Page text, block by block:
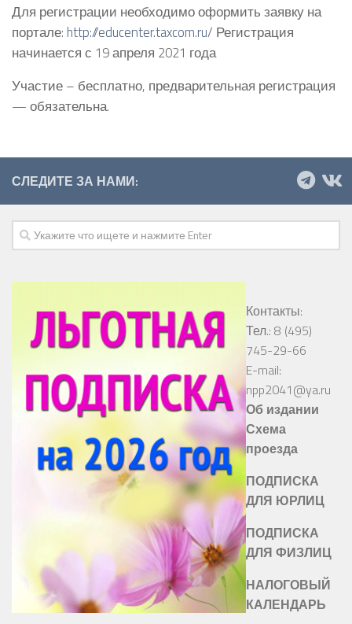
Для регистрации необходимо оформить заявку на
портале: http://educenter.taxcom.ru/ Регистрация
начинается с 19 апреля 2021 года
Участие – бесплатно, предварительная регистрация
— обязательна.
СЛЕДИТЕ ЗА НАМИ:
Контакты:
Тел.: 8 (495)
745-29-66
E-mail:
npp2041@ya.ru
Об издании
Схема
проезда
ПОДПИСКА
ДЛЯ ЮРЛИЦ
ПОДПИСКА
ДЛЯ ФИЗЛИЦ
НАЛОГОВЫЙ
КАЛЕНДАРЬ